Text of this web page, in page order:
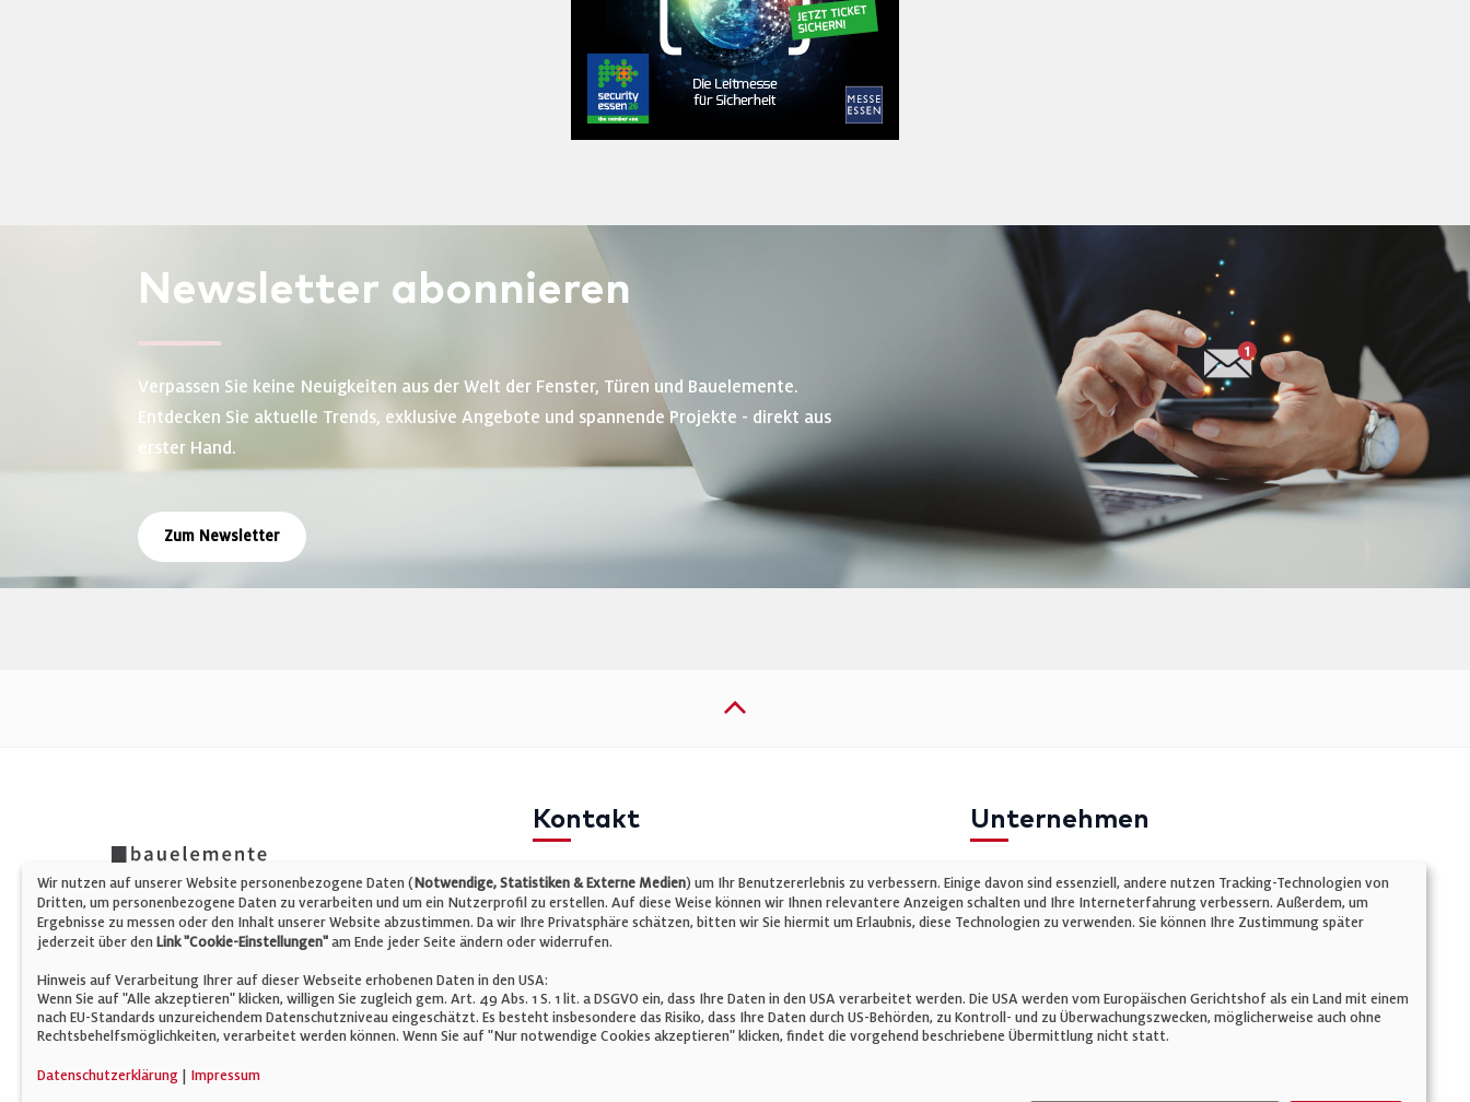
Newsletter abonnieren
Verpassen Sie keine Neuigkeiten aus der Welt der Fenster, Türen und Bauelemente.
Entdecken Sie aktuelle Trends, exklusive Angebote und spannende Projekte - direkt aus
erster Hand.
Zum Newsletter
Kontakt
E-Mail:info@bauelemente-bau.eu
Unternehmen
Datenschutz
Cookie-Einstellungen
© Verlag für Fachpublizistik GmbH
Wir nutzen auf unserer Website personenbezogene Daten (Notwendige, Statistiken & Externe Medien) um Ihr Benutzererlebnis zu verbessern. Einige davon sind essenziell, andere nutzen Tracking-Technologien von
Dritten, um personenbezogene Daten zu verarbeiten und um ein Nutzerprofil zu erstellen. Auf diese Weise können wir Ihnen relevantere Anzeigen schalten und Ihre Interneterfahrung verbessern. Außerdem, um
Ergebnisse zu messen oder den Inhalt unserer Website abzustimmen. Da wir Ihre Privatsphäre schätzen, bitten wir Sie hiermit um Erlaubnis, diese Technologien zu verwenden. Sie können Ihre Zustimmung später
jederzeit über den Link "Cookie-Einstellungen" am Ende jeder Seite ändern oder widerrufen.
Hinweis auf Verarbeitung Ihrer auf dieser Webseite erhobenen Daten in den USA:
Wenn Sie auf "Alle akzeptieren" klicken, willigen Sie zugleich gem. Art. 49 Abs. 1 S. 1 lit. a DSGVO ein, dass Ihre Daten in den USA verarbeitet werden. Die USA werden vom Europäischen Gerichtshof als ein Land mit einem
nach EU-Standards unzureichendem Datenschutzniveau eingeschätzt. Es besteht insbesondere das Risiko, dass Ihre Daten durch US-Behörden, zu Kontroll- und zu Überwachungszwecken, möglicherweise auch ohne
Rechtsbehelfsmöglichkeiten, verarbeitet werden können. Wenn Sie auf "Nur notwendige Cookies akzeptieren" klicken, findet die vorgehend beschriebene Übermittlung nicht statt.
Datenschutzerklärung Impressum